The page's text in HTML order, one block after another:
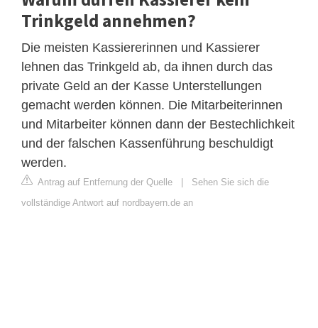
Trinkgeld annehmen?
Die meisten Kassiererinnen und Kassierer
lehnen das Trinkgeld ab, da ihnen durch das
private Geld an der Kasse Unterstellungen
gemacht werden können. Die Mitarbeiterinnen
und Mitarbeiter können dann der Bestechlichkeit
und der falschen Kassenführung beschuldigt
werden.
Antrag auf Entfernung der Quelle
Sehen Sie sich die
vollständige Antwort auf nordbayern.de an